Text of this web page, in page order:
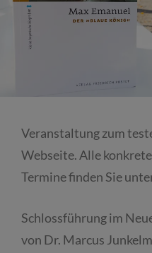
Veranstaltung zum
Webseite. Alle
Termine finden Sie
Schlossführung im
von Dr. Marcus